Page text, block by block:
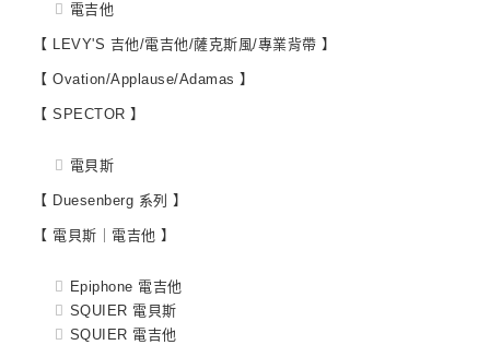
電吉他
【 LEVY'S 吉他/電吉他/薩克斯風/專業背帶 】
【 Ovation/Applause/Adamas 】
【 SPECTOR 】
電貝斯
【 Duesenberg 系列 】
【 電貝斯｜電吉他 】
Epiphone 電吉他
SQUIER 電貝斯
SQUIER 電吉他